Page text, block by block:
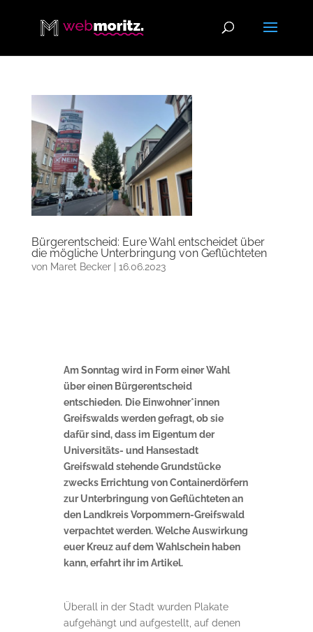
Bürgerentscheid: Eure Wahl entscheidet über
die mögliche Unterbringung von Geflüchteten
von Maret Becker| 16.06.2023
Am Sonntag wird in Form einer Wahl
über einen Bürgerentscheid
entschieden. Die Einwohner*innen
Greifswalds werden gefragt, ob sie
dafür sind, dass im Eigentum der
Universitäts- und Hansestadt
Greifswald stehende Grundstücke
zwecks Errichtung von Containerdörfern
zur Unterbringung von Geflüchteten an
den Landkreis Vorpommern-Greifswald
verpachtet werden. Welche Auswirkung
euer Kreuz auf dem Wahlschein haben
kann, erfahrt ihr im Artikel.
Überall in der Stadt wurden Plakate
aufgehängt und aufgestellt, auf denen